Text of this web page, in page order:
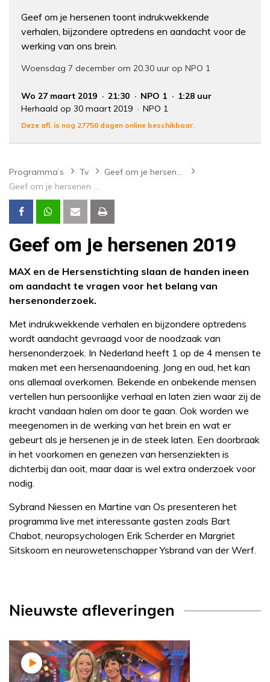
Geef om je hersenen toont indrukwekkende
verhalen, bijzondere optredens en aandacht voor de
werking van ons brein.
Woensdag 7 december om 20.30 uur op NPO 1
Wo 27 maart 2019 21:30 NPO 1
1:28 uur
Herhaald op 30 maart 2019
NPO 1
Deze afl. is nog 27750 dagen online beschikbaar.
Programma’s Tv
Geef om je hersenen
Geef om je hersenen 2019
Geef om je hersenen 2019
MAX en de Hersenstichting slaan de handen ineen
om aandacht te vragen voor het belang van
hersenonderzoek.
Met indrukwekkende verhalen en bijzondere optredens
wordt aandacht gevraagd voor de noodzaak van
hersenonderzoek. In Nederland heeft 1 op de 4 mensen te
maken met een hersenaandoening. Jong en oud, het kan
ons allemaal overkomen. Bekende en onbekende mensen
vertellen hun persoonlijke verhaal en laten zien waar zij de
kracht vandaan halen om door te gaan. Ook worden we
meegenomen in de werking van het brein en wat er
gebeurt als je hersenen je in de steek laten. Een doorbraak
in het voorkomen en genezen van hersenziekten is
dichterbij dan ooit, maar daar is wel extra onderzoek voor
nodig.
Sybrand Niessen en Martine van Os presenteren het
programma live met interessante gasten zoals Bart
Chabot, neuropsychologen Erik Scherder en Margriet
Sitskoorn en neurowetenschapper Ysbrand van der Werf.
Nieuwste afleveringen